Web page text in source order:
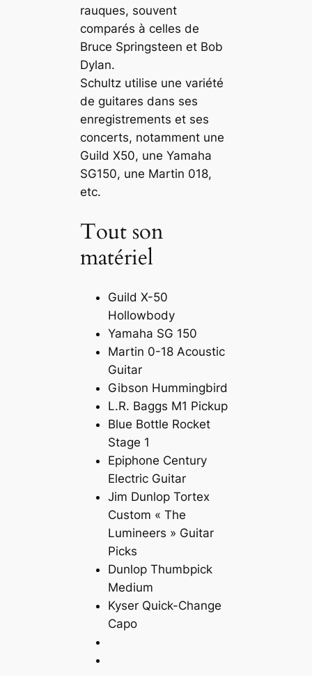
rauques, souvent
comparés à celles de
Bruce Springsteen et Bob
Dylan.
Schultz utilise une variété
de guitares dans ses
enregistrements et ses
concerts, notamment une
Guild X50, une Yamaha
SG150, une Martin 018,
etc.
Tout son
matériel
Guild X-50
Hollowbody
Yamaha SG 150
Martin 0-18 Acoustic
Guitar
Gibson Hummingbird
L.R. Baggs M1 Pickup
Blue Bottle Rocket
Stage 1
Epiphone Century
Electric Guitar
Jim Dunlop Tortex
Custom « The
Lumineers » Guitar
Picks
Dunlop Thumbpick
Medium
Kyser Quick-Change
Capo